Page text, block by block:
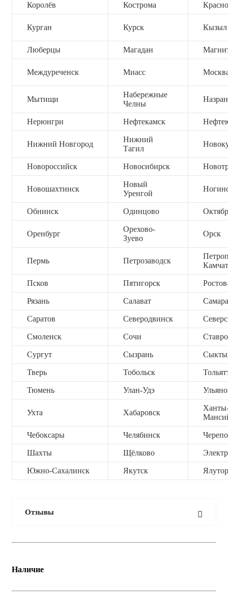
Королёв Кострома
Курган Курск Кызыл
Люберцы Магадан
Междуреченск Миасс
Мытищи
Набережные
Челны
Нерюнгри Нефтекамск
Нижний Новгород
Нижний
Тагил
Новороссийск Новосибирск
Новошахтинск
Новый
Уренгой
Обнинск Одинцово
Оренбург
Орехово-
Зуево
Орск
Пермь Петрозаводск
Псков Пятигорск
Рязань Салават Самара
Саратов Северодвинск
Смоленск Сочи
Сургут Сызрань
Тверь Тобольск
Тюмень Улан-Удэ
Ухта Хабаровск
Чебоксары Челябинск
Шахты Щёлково
Южно-Сахалинск Якутск
Отзывы
Наличие